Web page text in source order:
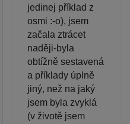
jedinej příklad z
osmi :-o), jsem
začala ztrácet
naději-byla
obtížně sestavená
a příklady úplně
jiný, než na jaký
jsem byla zvyklá
(v životě jsem